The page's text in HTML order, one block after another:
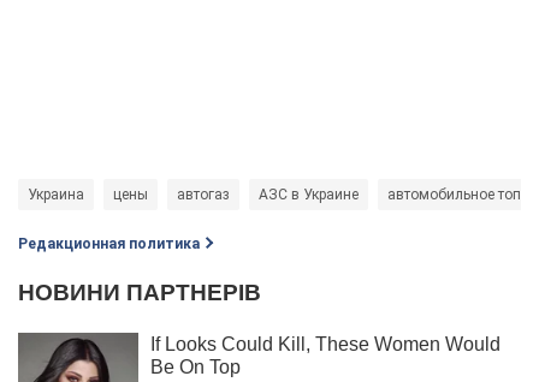
Украина цены автогаз АЗС в Украине автомобильное
Редакционная политика